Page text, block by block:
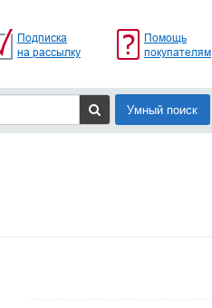
Подписка
на рассылку
Помощь
покупателям
Умный поиск